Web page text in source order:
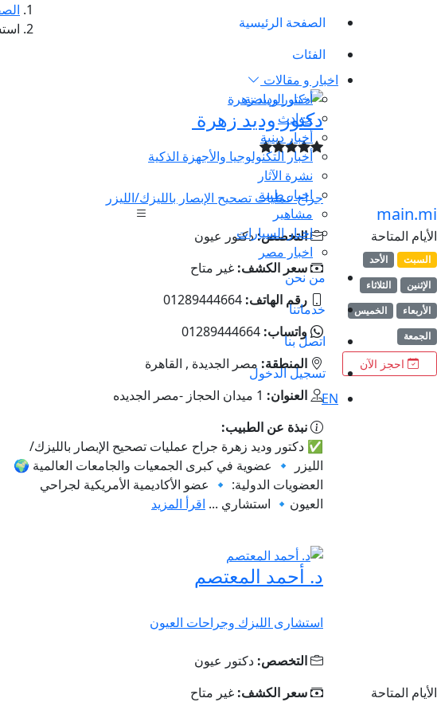
الصفحة الرئيسية
الفئات
اخبار و مقالات
أخبار الرياضة
حوادث
أخبار دينية
أخبار التكنولوجيا والأجهزة الذكية
نشرة الآثار
اخبار طبية
مشاهير
اخبار السيارات
اخبار مصر
من نحن
خدماتنا
اتصل بنا
تسجيل الدخول
EN
الأيام المتاحة
السبت
الأحد
الإثنين
الثلاثاء
الأربعاء
الخميس
الجمعة
احجز الآن
دكتور وديد زهرة
جراح عمليات تصحيح الإبصار بالليزك/الليزر
التخصص:دكتور عيون
سعر الكشف: غير متاح
رقم الهاتف: 01289444664
واتساب: 01289444664
المنطقة: مصر الجديدة , القاهرة
العنوان: 1 ميدان الحجاز -مصر الجديده
نبذة عن الطبيب:
✅ دكتور وديد زهرة جراح عمليات تصحيح الإبصار بالليزك/
الليزر 🔹 عضوية في كبرى الجمعيات والجامعات العالمية 🌍
العضويات الدولية: 🔹 عضو الأكاديمية الأمريكية لجراحي
العيون🔹 استشاري ... اقرأ المزيد
الأيام المتاحة
د. أحمد المعتصم
استشارى الليزك وجراحات العيون
التخصص: دكتور عيون
سعر الكشف: غير متاح